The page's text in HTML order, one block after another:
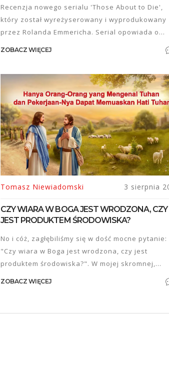
Recenzja nowego serialu 'Those About to Die',
który został wyreżyserowany i wyprodukowany
przez Rolanda Emmericha. Serial opowiada o
świecie gladiatorów w Starożytnym Rzymie i
nakręcony w słynnych studiach Cinecittà w
zabezpieczyć lokalizację przed Ridleyem
W obsadzie m.in. Anthony Hopkins i Iwan
Premiera miała miejsce na Peacock 18 lipca.
ZOBACZ WIĘCEJ
Tomasz Niewiadomski 3 sierpnia
CZY WIARA W BOGA JEST WRODZONA, CZY
JEST PRODUKTEM ŚRODOWISKA?
No i cóż, zagłębiliśmy się w dość mocne pytanie:
"Czy wiara w Boga jest wrodzona, czy jest
produktem środowiska?". W mojej skromnej,
niektórzy go uwielbiają od urodzenia, inni muszą
to znaczy, że jest w nas gen ketchupowy? Nie
ZOBACZ WIĘCEJ